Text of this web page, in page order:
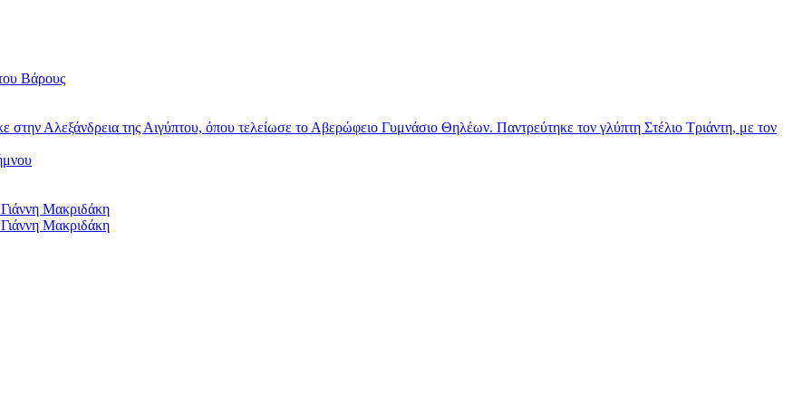
Βάρους
Αλεξάνδρεια της Αιγύπτου, όπου τελείωσε το Αβερώφειο Γυμνάσιο Θηλέων. Παντρεύτηκε τον γλύπτη Στέλιο Τριάντη, με τον
Μακριδάκη
Μακριδάκη